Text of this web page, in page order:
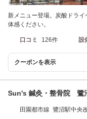
新メニュー登場。炭酸ドラ
体感ください。
口コミ 126件 設
クーポンを表示
Sun's 鍼灸・整骨院 鷺
田園都市線 鷺沼駅中央